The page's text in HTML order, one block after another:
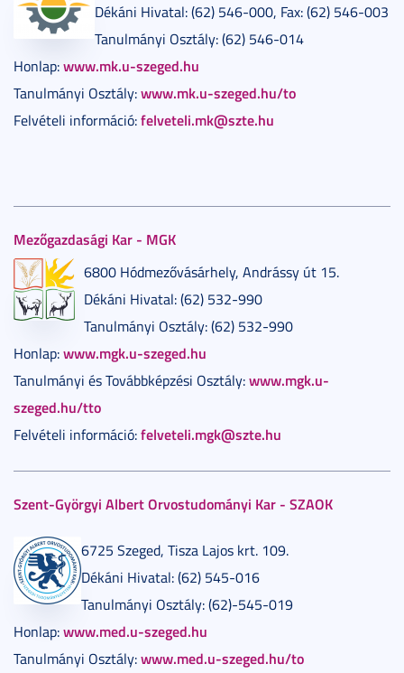
Dékáni Hivatal: (62) 546-000, Fax: (62) 546-003
Tanulmányi Osztály: (62) 546-014
Honlap:www.mk.u-szeged.hu
Tanulmányi Osztály:www.mk.u-szeged.hu/to
Felvételi információ:felveteli.mk@szte.hu
Mezőgazdasági Kar - MGK
6800 Hódmezővásárhely, Andrássy út 15.
Dékáni Hivatal: (62) 532-990
Tanulmányi Osztály: (62) 532-990
Honlap:www.mgk.u-szeged.hu
Tanulmányi és Továbbképzési Osztály:www.mgk.u-
szeged.hu/tto
Felvételi információ:felveteli.mgk@szte.hu
Szent-Györgyi Albert Orvostudományi Kar - SZAOK
6725 Szeged, Tisza Lajos krt. 109.
Dékáni Hivatal: (62) 545-016
Tanulmányi Osztály: (62)-545-019
Honlap:www.med.u-szeged.hu
Tanulmányi Osztály:www.med.u-szeged.hu/to